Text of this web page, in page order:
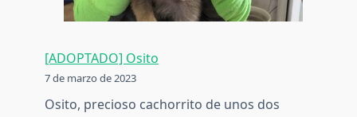
[ADOPTADO] Osito
7 de marzo de 2023
Osito, precioso cachorrito de unos dos